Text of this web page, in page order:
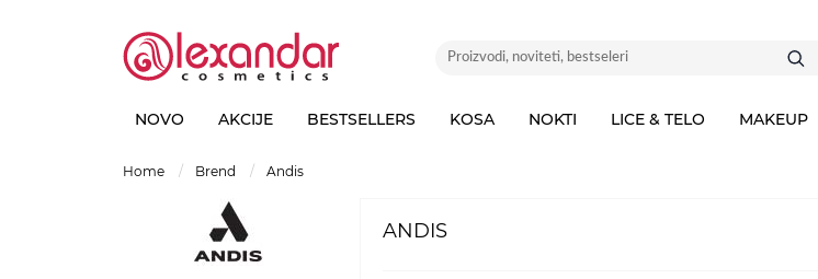
NOVO AKCIJE BESTSELLERS KOSA NOKTI LICE & TELO MAKEUP
home brend andis
ANDIS